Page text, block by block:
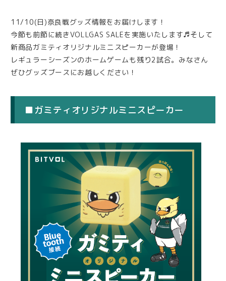
11/10(日)奈良戦グッズ情報をお届けします！
今節も前節に続きVOLLGAS SALEを実施いたします♬そして
新商品ガミティオリジナルミニスピーカーが登場！
レギュラーシーズンのホームゲームも残り2試合。みなさん
ぜひグッズブースにお越しください！
■ガミティオリジナルミニスピーカー